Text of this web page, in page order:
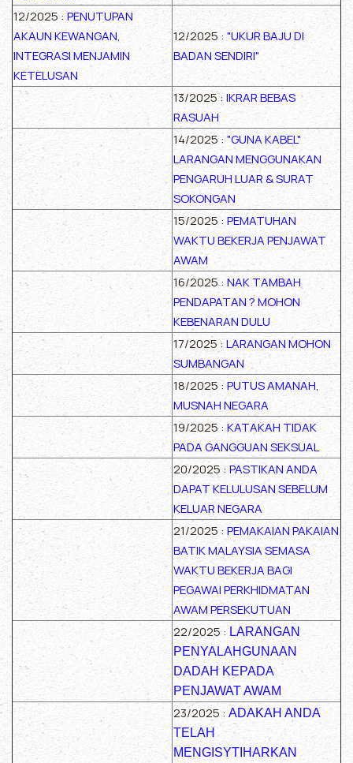
12/2025 : PENUTUPAN
AKAUN KEWANGAN,
INTEGRASI MENJAMIN
KETELUSAN
12/2025 : "UKUR BAJU DI
BADAN SENDIRI"
13/2025 : IKRAR BEBAS
RASUAH
14/2025 : "GUNA KABEL"
LARANGAN MENGGUNAKAN
PENGARUH LUAR & SURAT
SOKONGAN
15/2025 : PEMATUHAN
WAKTU BEKERJA PENJAWAT
AWAM
16/2025 : NAK TAMBAH
PENDAPATAN ? MOHON
KEBENARAN DULU
17/2025 :LARANGAN MOHON
SUMBANGAN
18/2025 :PUTUS AMANAH,
MUSNAH NEGARA
19/2025 : KATAKAH TIDAK
PADA GANGGUAN SEKSUAL
20/2025 : PASTIKAN ANDA
DAPAT KELULUSAN SEBELUM
KELUAR NEGARA
21/2025 :PEMAKAIAN PAKAIAN
BATIK MALAYSIA SEMASA
WAKTU BEKERJA BAGI
PEGAWAI PERKHIDMATAN
AWAM PERSEKUTUAN
22/2025 : LARANGAN
PENYALAHGUNAAN
DADAH KEPADA
PENJAWAT AWAM
23/2025 : ADAKAH ANDA
TELAH
MENGISYTIHARKAN